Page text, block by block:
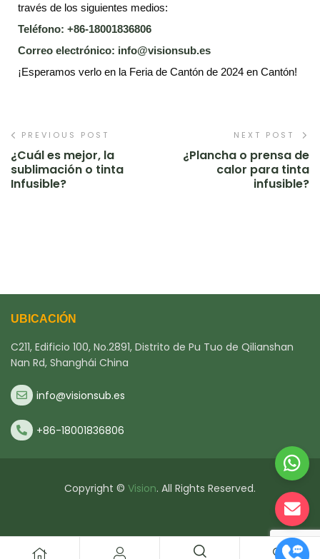
través de los siguientes medios:
Teléfono: +86-18001836806
Correo electrónico: info@visionsub.es
¡Esperamos verlo en la Feria de Cantón de 2024 en Cantón!
PREVIOUS POST
¿Cuál es mejor, la
sublimación o tinta
Infusible?
NEXT POST
¿Plancha o prensa de
calor para tinta
infusible?
UBICACIÓN
C211, Edificio 100, No.2891, Distrito de Pu Tuo de Qilianshan
Nan Rd, Shanghái China
info@visionsub.es
+86-18001836806
Copyright © Vision. All Rights Reserved.